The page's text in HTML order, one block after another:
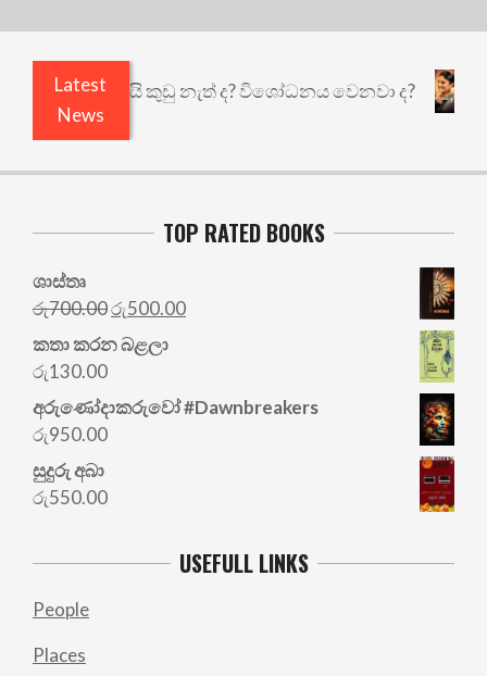
Latest
News
ඇතුළෙයි කුඩු නැත් ද? විශෝධනය වෙනවා ද?
TOP RATED BOOKS
ශාස්තෘ
රු700.00Original
price
was:
රු500.00Current
කතා කරන බළලා
රු130.00
අරු‍ණෝදාකරුවෝ #Dawnbreakers
රු950.00
සුදුරු අබා
රු550.00
USEFULL LINKS
People
Places